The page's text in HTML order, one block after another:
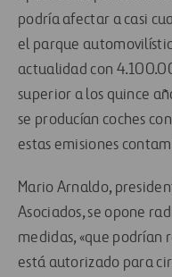
podría afectar a casi
el parque
actualidad con
superior a los quince
se producían coches
estas emisiones
Mario Arnaldo,
Asociados, se opone
medidas, «que podrían
está autorizado para